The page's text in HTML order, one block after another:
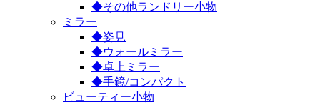
◆その他ランドリー小物
ミラー
◆姿見
◆ウォールミラー
◆卓上ミラー
◆手鏡/コンパクト
ビューティー小物